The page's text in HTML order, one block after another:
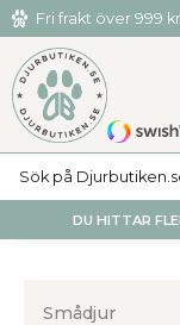
Meny
Fri frakt över 999 kr
Hämta och
DU HITTAR
Smådjur